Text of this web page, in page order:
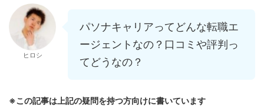
ヒロシ
パソナキャリアってどんな転職エ
ージェントなの？口コミや評判っ
てどうなの？
※この記事は上記の疑問を持つ方向けに書いています